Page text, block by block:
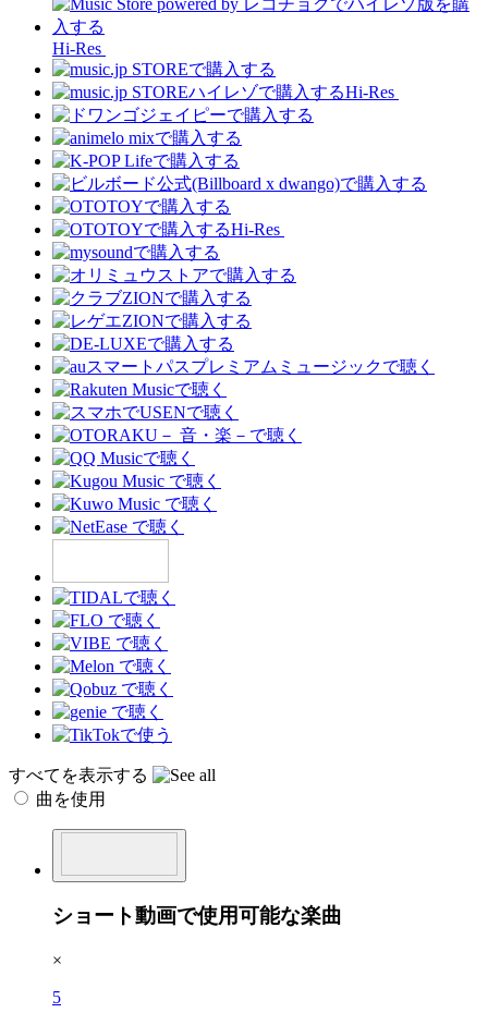
Hi-Res
Hi-Res
Hi-Res
すべてを表示する
曲を使用
ショート動画で使用可能な楽曲
×
5